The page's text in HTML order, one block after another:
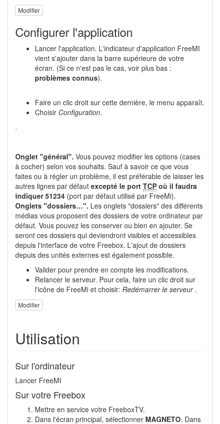
Modifier
Configurer l'application
Lancer l'application. L'indicateur d'application FreeMI
vient s'ajouter dans la barre supérieure de votre
écran. (Si ce n'est pas le cas, voir plus bas :
problèmes connus).
Faire un clic droit sur cette dernière, le menu apparaît.
Choisir Configuration.
.
Onglet "général". Vous pouvez modifier les options (cases
à cocher) selon vos souhaits. Sauf à savoir ce que vous
faites ou à régler un problème, il est préférable de laisser les
autres lignes par défaut excepté le port TCP où il faudra
indiquer 51234 (port par défaut utilisé par FreeMi).
Onglets "dossiers…". Les onglets "dossiers" des différents
médias vous proposent des dossiers de votre ordinateur par
défaut. Vous pouvez les conserver ou bien en ajouter. Se
seront ces dossiers qui deviendront visibles et accessibles
depuis l'interface de votre Freebox. L'ajout de dossiers
depuis des unités externes est également possible.
Valider pour prendre en compte les modifications.
Relancer le serveur. Pour cela, faire un clic droit sur
l'icône de FreeMi et choisir: Redémarrer le serveur .
Modifier
Utilisation
Sur l'ordinateur
Lancer FreeMI
Sur votre Freebox
Mettre en service votre FreeboxTV.
Dans l'écran principal, sélectionner MAGNETO. Dans